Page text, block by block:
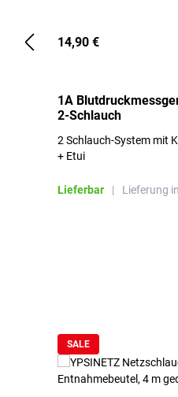
14,90 €
1A
2-Schlauch
2 Schlauch-System mit
+ Etui
Lieferbar | Lieferung
SALE